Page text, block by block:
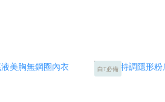
白T必備